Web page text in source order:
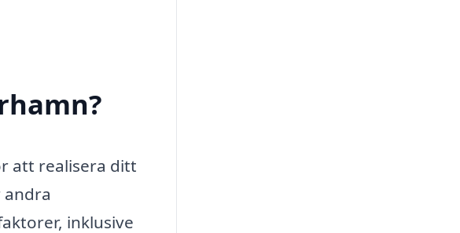
att realisera ditt
inklusive